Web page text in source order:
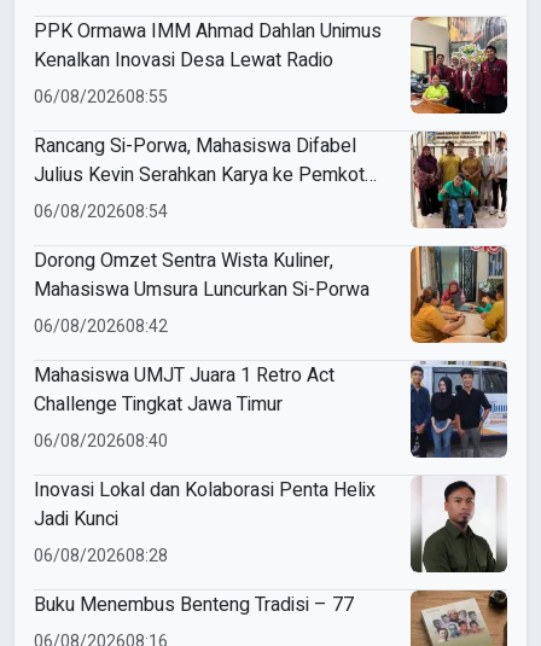
PPK Ormawa IMM Ahmad Dahlan Unimus
Kenalkan Inovasi Desa Lewat Radio
06/08/202608:55
Rancang Si-Porwa, Mahasiswa Difabel
Julius Kevin Serahkan Karya ke Pemkot
Surabaya
06/08/202608:54
Dorong Omzet Sentra Wista Kuliner,
Mahasiswa Umsura Luncurkan Si-Porwa
06/08/202608:42
Mahasiswa UMJT Juara 1 Retro Act
Challenge Tingkat Jawa Timur
06/08/202608:40
Inovasi Lokal dan Kolaborasi Penta Helix
Jadi Kunci
06/08/202608:28
Buku Menembus Benteng Tradisi – 77